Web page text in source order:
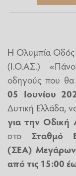
Η Ολυμπία Οδός
(Ι.Ο.ΑΣ.)
οδηγούς που θα
05 Ιουνίου
Δυτική Ελλάδα,
για την Οδική
στο Σταθμό
(ΣΕΑ)
από τις 15:00